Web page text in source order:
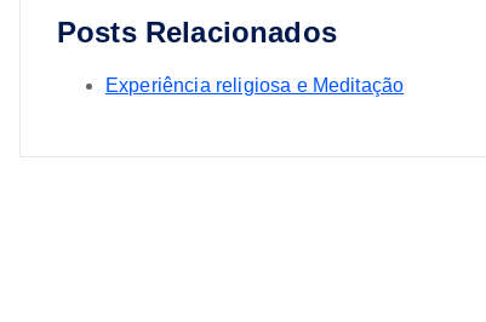
Posts Relacionados
Experiência religiosa e Meditação